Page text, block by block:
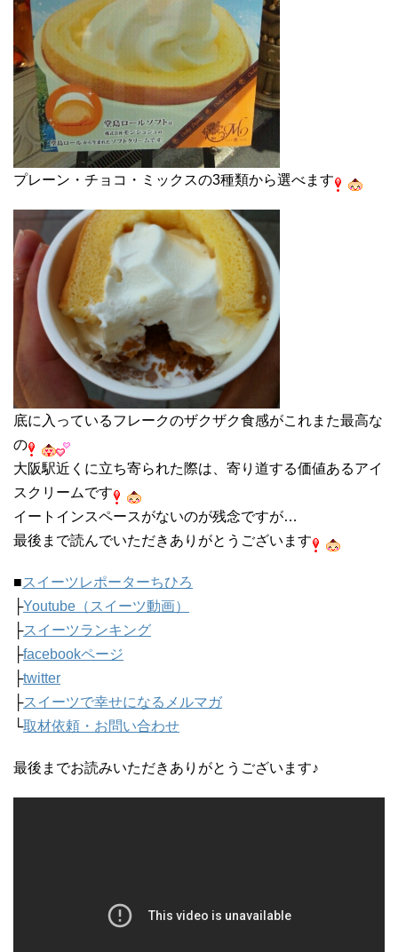
プレーン・チョコ・ミックスの3種類から選べます
底に入っているフレークのザクザク食感がこれまた最高な
の
大阪駅近くに立ち寄られた際は、寄り道する価値あるアイ
スクリームです
イートインスペースがないのが残念ですが…
最後まで読んでいただきありがとうございます
■スイーツレポーターちひろ
├Youtube（スイーツ動画）
├スイーツランキング
├facebookページ
├twitter
├スイーツで幸せになるメルマガ
└取材依頼・お問い合わせ
最後までお読みいただきありがとうございます♪